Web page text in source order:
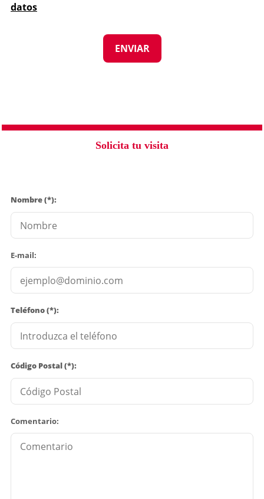
Solicita tu visita
Nombre (*):
E-mail:
Teléfono (*):
Código Postal (*):
Comentario:
datos